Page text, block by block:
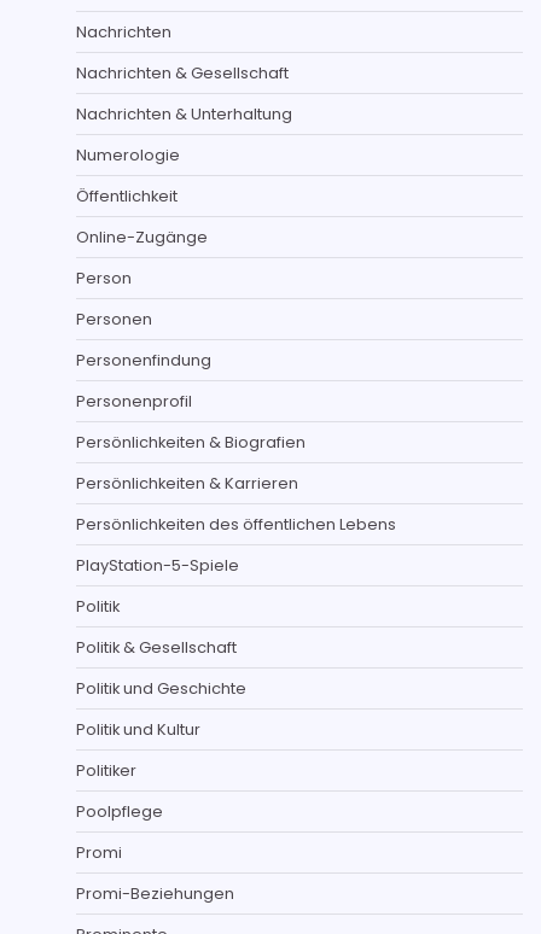
Nachrichten
Nachrichten & Gesellschaft
Nachrichten & Unterhaltung
Numerologie
Öffentlichkeit
Online-Zugänge
Person
Personen
Personenfindung
Personenprofil
Persönlichkeiten & Biografien
Persönlichkeiten & Karrieren
Persönlichkeiten des öffentlichen Lebens
PlayStation-5-Spiele
Politik
Politik & Gesellschaft
Politik und Geschichte
Politik und Kultur
Politiker
Poolpflege
Promi
Promi-Beziehungen